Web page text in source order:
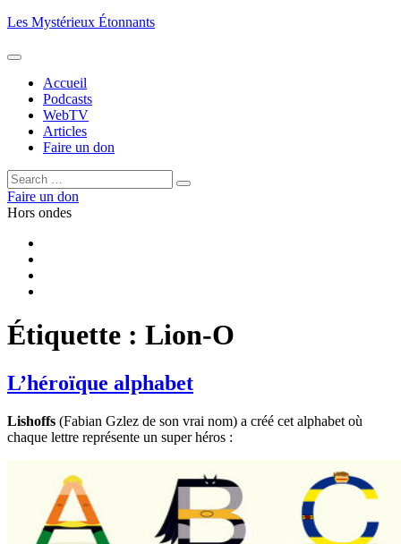
Aller
contenu
Les Mystérieux Étonnants
Accueil
Podcasts
WebTV
Articles
Faire un don
Rechercher :
Rechercher
Faire un don
Hors ondes
Étiquette : Lion-O
L’héroïque alphabet
Lishoffs (Fabian Gzlez de son vrai nom) a créé cet alphabet où
chaque lettre représente un super héros :